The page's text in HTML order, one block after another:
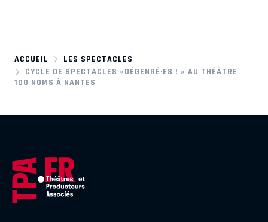
ACCUEIL
LES SPECTACLES
CYCLE DE SPECTACLES «DÉGENRÉ·ES ! » AU THÉÂTRE
100 NOMS À NANTES